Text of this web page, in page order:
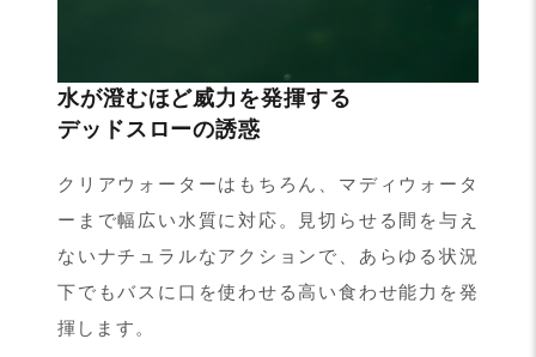
水が澄むほど威力を発揮する
デッドスローの誘惑
クリアウォーターはもちろん、マディウォータ
ーまで幅広い水質に対応。見切らせる間を与え
ないナチュラルなアクションで、あらゆる状況
下でもバスに口を使わせる高い食わせ能力を発
揮します。